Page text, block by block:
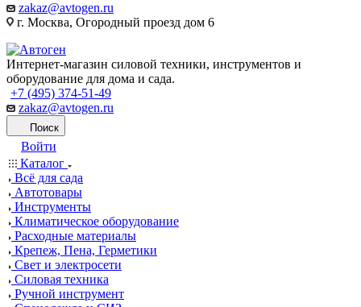
zakaz@avtogen.ru
г. Москва, Огородный проезд дом 6
Интернет-магазин силовой техники, инструментов и
оборудование для дома и сада.
+7 (495) 374-51-49
zakaz@avtogen.ru
Поиск
Войти
Каталог
Всё для сада
Автотовары
Инструменты
Климатическое оборудование
Расходные материалы
Крепеж, Пена, Герметики
Свет и электросети
Силовая техника
Ручной инструмент